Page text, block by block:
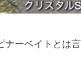
ナーベイトとは